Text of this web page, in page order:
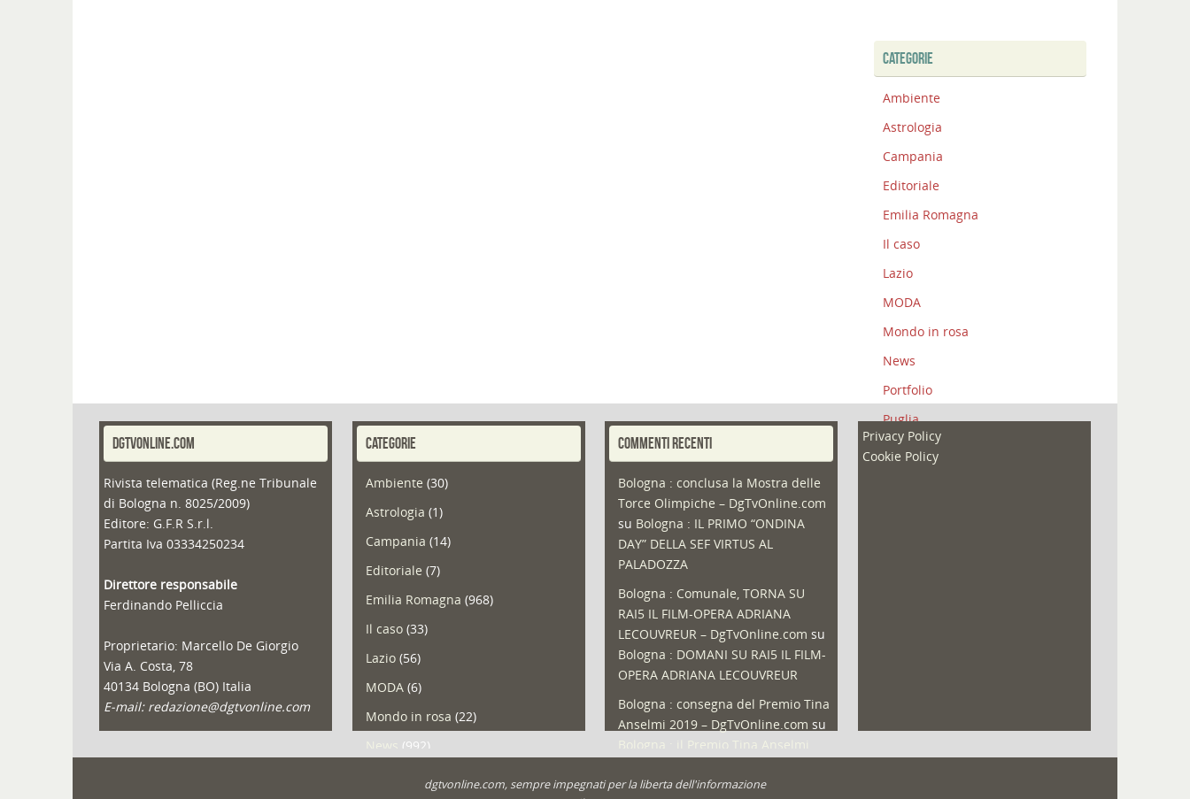
CATEGORIE
Ambiente
Astrologia
Campania
Editoriale
Emilia Romagna
Il caso
Lazio
MODA
Mondo in rosa
News
Portfolio
Puglia
Redazioni
DGTVONLINE.COM
Rivista telematica (Reg.ne Tribunale
di Bologna n. 8025/2009)
Editore: G.F.R S.r.l.
Partita Iva 03334250234
Direttore responsabile
Ferdinando Pelliccia
Proprietario: Marcello De Giorgio
Via A. Costa, 78
40134 Bologna (BO) Italia
E-mail: redazione@dgtvonline.com
CATEGORIE
Ambiente (30)
Astrologia (1)
Campania (14)
Editoriale (7)
Emilia Romagna (968)
Il caso(33)
Lazio(56)
MODA(6)
Mondo in rosa (22)
(992)
COMMENTI RECENTI
Bologna : conclusa la Mostra delle
Torce Olimpiche – DgTvOnline.com
su Bologna : IL PRIMO “ONDINA
DAY” DELLA SEF VIRTUS AL
PALADOZZA
Bologna : Comunale, TORNA SU
RAI5 IL FILM-OPERA ADRIANA
LECOUVREUR – DgTvOnline.com su
Bologna : DOMANI SU RAI5 IL FILM-
OPERA ADRIANA LECOUVREUR
Bologna : consegna del Premio Tina
Anselmi 2019 – DgTvOnline.com su
Privacy Policy
Cookie Policy
dgtvonline.com, sempre impegnati per la liberta dell'informazione